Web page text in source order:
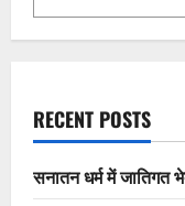
RECENT POSTS
सनातन धर्म में जातिगत